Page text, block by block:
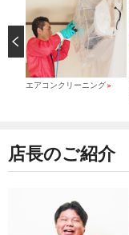
エアコンクリーニング ＞
店長のご紹介